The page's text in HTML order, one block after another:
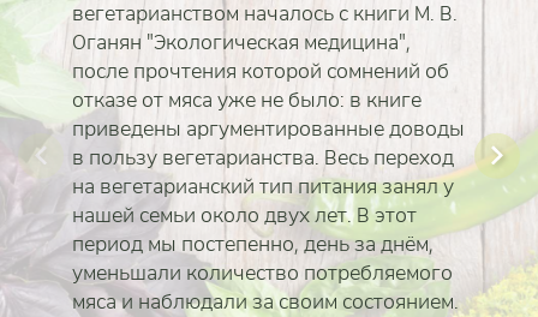
вегетарианством началось с книги М. В.
Оганян "Экологическая медицина",
после прочтения которой сомнений об
отказе от мяса уже не было: в книге
приведены аргументированные доводы
в пользу вегетарианства. Весь переход
на вегетарианский тип питания занял у
нашей семьи около двух лет. В этот
период мы постепенно, день за днём,
уменьшали количество потребляемого
мяса и наблюдали за своим состоянием.
Читать полностью